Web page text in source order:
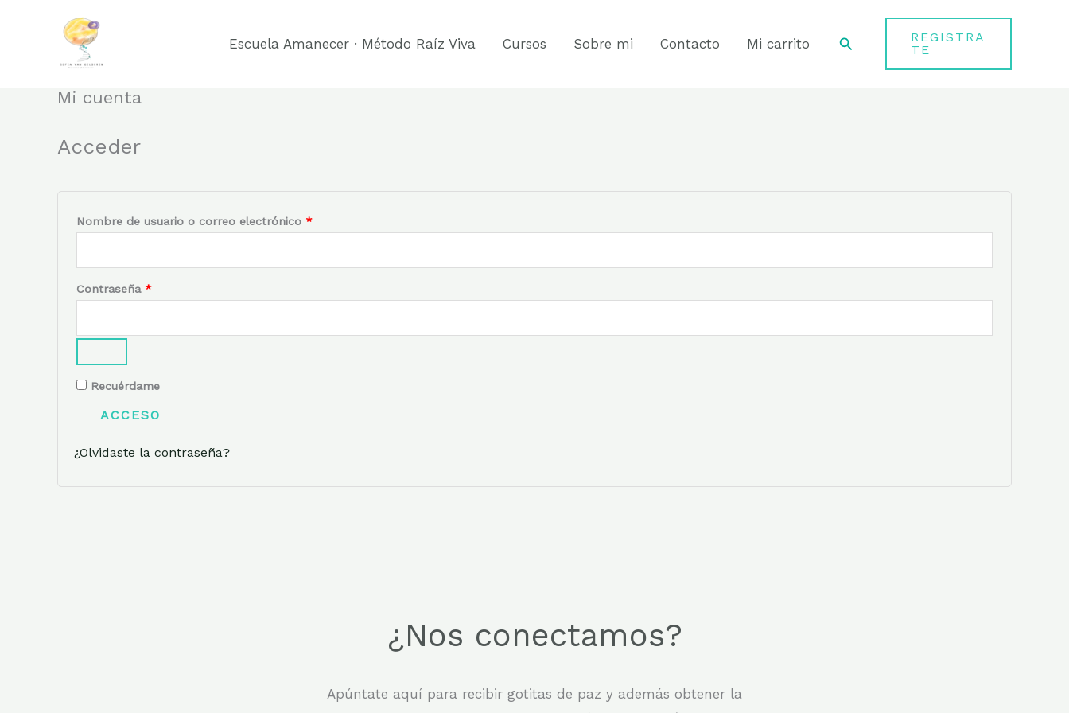
Escuela Amanecer · Método Raíz Viva Cursos Sobre mi Contacto Mi carrito Buscar
REGISTRA
TE
Mi cuenta
Acceder
Nombre de usuario o correo electrónico *Obligatorio
Contraseña *Obligatorio
Recuérdame
ACCESO
¿Olvidaste la contraseña?
¿Nos conectamos?
Apúntate aquí para recibir gotitas de paz y además obtener la